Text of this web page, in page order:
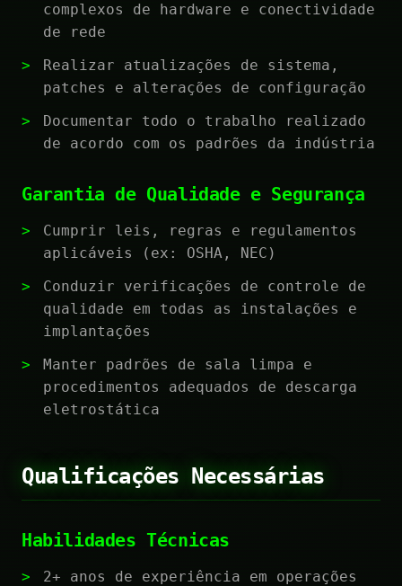
complexos de hardware e conectividade
de rede
Realizar atualizações de sistema,
patches e alterações de configuração
Documentar todo o trabalho realizado
de acordo com os padrões da indústria
Garantia de Qualidade e Segurança
Cumprir leis, regras e regulamentos
aplicáveis (ex: OSHA, NEC)
Conduzir verificações de controle de
qualidade em todas as instalações e
implantações
Manter padrões de sala limpa e
procedimentos adequados de descarga
eletrostática
Qualificações Necessárias
Habilidades Técnicas
2+ anos de experiência em operações